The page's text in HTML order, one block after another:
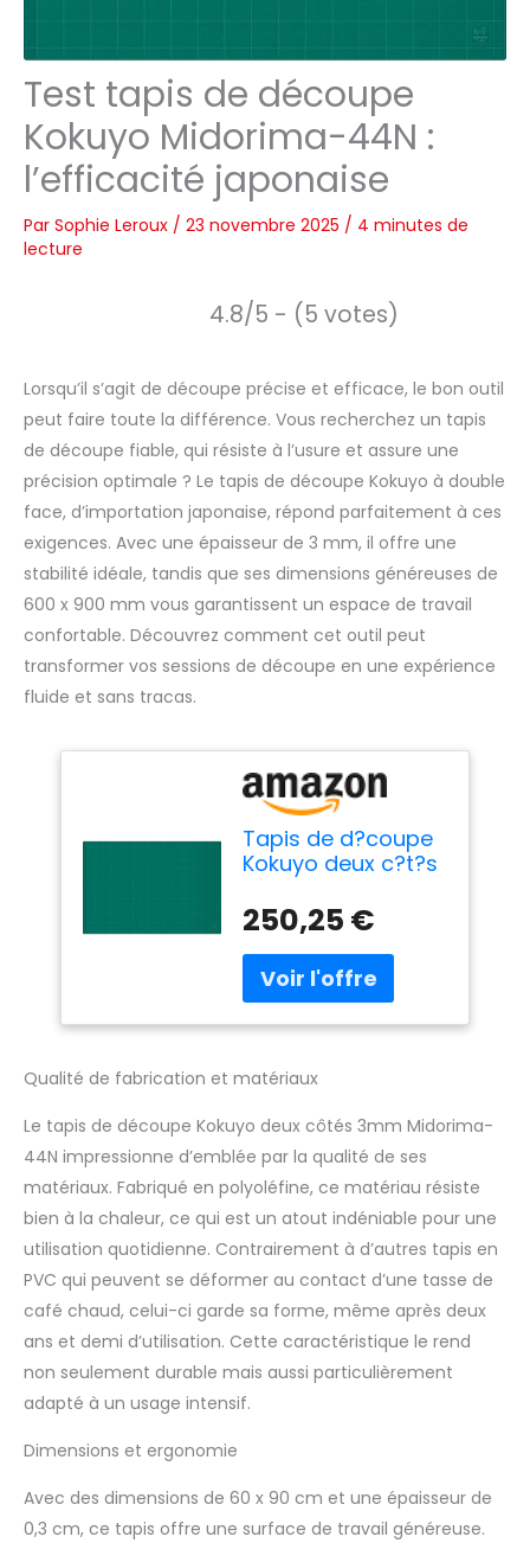
Test tapis de découpe
Kokuyo Midorima-44N :
l’efficacité japonaise
Par Sophie Leroux / 23 novembre 2025 / 4 minutes de
lecture
4.8/5 - (5 votes)
Lorsqu’il s’agit de découpe précise et efficace, le bon outil
peut faire toute la différence. Vous recherchez un tapis
de découpe fiable, qui résiste à l’usure et assure une
précision optimale ? Le tapis de découpe Kokuyo à double
face, d’importation japonaise, répond parfaitement à ces
exigences. Avec une épaisseur de 3 mm, il offre une
stabilité idéale, tandis que ses dimensions généreuses de
600 x 900 mm vous garantissent un espace de travail
confortable. Découvrez comment cet outil peut
transformer vos sessions de découpe en une expérience
fluide et sans tracas.
Tapis de d?coupe
Kokuyo deux c?t?s
Midorima-44N
(japon
importation)
250,25 €
Qualité de fabrication et matériaux
Le tapis de découpe Kokuyo deux côtés 3mm Midorima-
44N impressionne d’emblée par la qualité de ses
matériaux. Fabriqué en polyoléfine, ce matériau résiste
bien à la chaleur, ce qui est un atout indéniable pour une
utilisation quotidienne. Contrairement à d’autres tapis en
PVC qui peuvent se déformer au contact d’une tasse de
café chaud, celui-ci garde sa forme, même après deux
ans et demi d’utilisation. Cette caractéristique le rend
non seulement durable mais aussi particulièrement
adapté à un usage intensif.
Dimensions et ergonomie
Avec des dimensions de 60 x 90 cm et une épaisseur de
0,3 cm, ce tapis offre une surface de travail généreuse.